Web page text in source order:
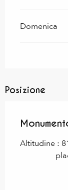
Domenica
Posizione
Altitudine :